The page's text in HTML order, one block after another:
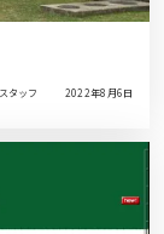
タッフ 2022年8月6日